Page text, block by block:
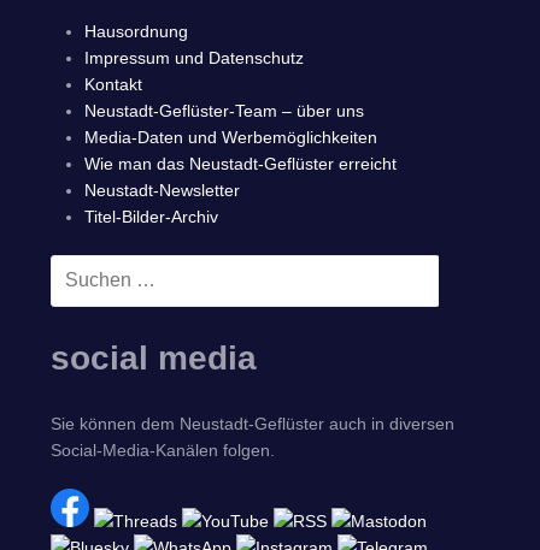
Hausordnung
Impressum und Datenschutz
Kontakt
Neustadt-Geflüster-Team – über uns
Media-Daten und Werbemöglichkeiten
Wie man das Neustadt-Geflüster erreicht
Neustadt-Newsletter
Titel-Bilder-Archiv
Suchen
social media
Sie können dem Neustadt-Geflüster auch in diversen
Social-Media-Kanälen folgen.